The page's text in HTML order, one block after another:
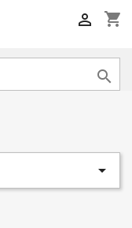
shopping_cart


